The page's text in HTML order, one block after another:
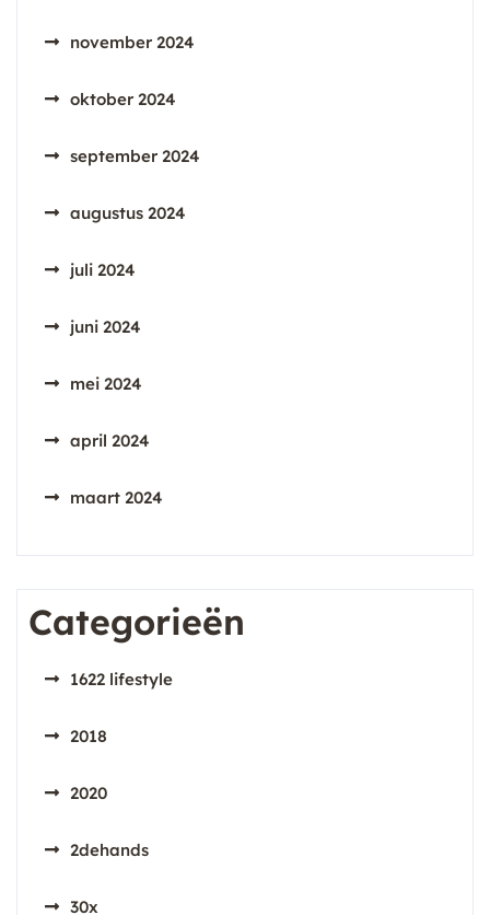
november 2024
oktober 2024
september 2024
augustus 2024
juli 2024
juni 2024
mei 2024
april 2024
maart 2024
Categorieën
1622 lifestyle
2018
2020
2dehands
30x